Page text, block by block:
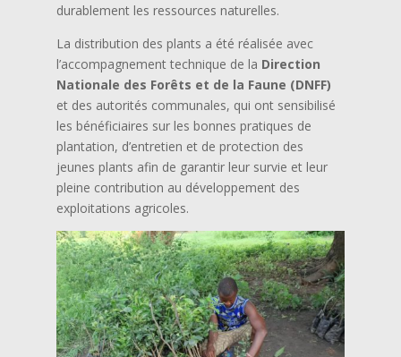
durablement les ressources naturelles.
La distribution des plants a été réalisée avec
l’accompagnement technique de la Direction
Nationale des Forêts et de la Faune (DNFF)
et des autorités communales, qui ont sensibilisé
les bénéficiaires sur les bonnes pratiques de
plantation, d’entretien et de protection des
jeunes plants afin de garantir leur survie et leur
pleine contribution au développement des
exploitations agricoles.